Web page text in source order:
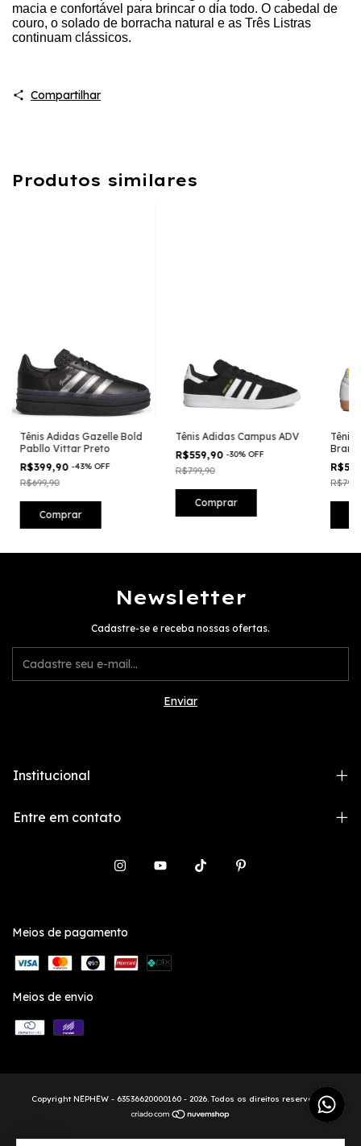
macia e confortável para brincar o dia todo. O cabedal de
couro, o solado de borracha natural e as Três Listras
continuam clássicos.
Compartilhar
Produtos similares
Tênis Adidas Gazelle Bold
Pabllo Vittar Preto
R$399,90-43% OFF
R$699,90
Comprar
Tênis Adidas Campus ADV
R$559,90-30% OFF
R$799,90
Comprar
Tênis
Newsletter
Cadastre-se e receba nossas ofertas.
Institucional
Entre em contato
Meios de pagamento
Meios de envio
Copyright NËPHËW - 63536620000160 - 2026. Todos os direitos reservados.